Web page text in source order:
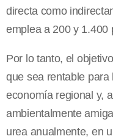
directa como
emplea a 200 y 1.400
Por lo tanto, el
que sea rentable
economía regional y,
ambientalmente
urea anualmente, en